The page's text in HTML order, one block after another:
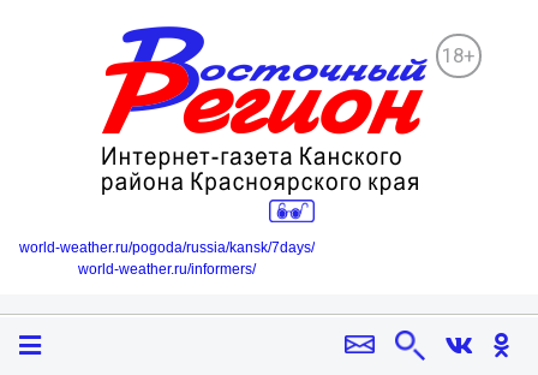
18+
world-weather.ru/pogoda/russia/kansk/7days/
world-weather.ru/informers/